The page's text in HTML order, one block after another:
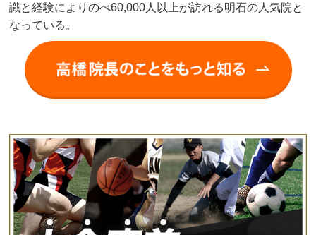
識と経験によりのべ60,000人以上が訪れる明石の人気院と
なっている。